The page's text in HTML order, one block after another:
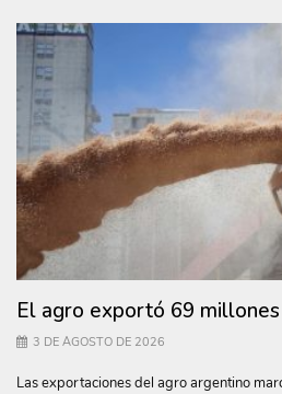
El agro exportó 69
3 DE AGOSTO DE 2026
Las exportaciones del agro argentino